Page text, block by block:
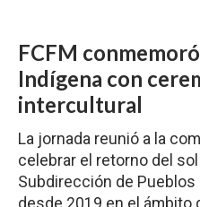
FCFM
Indígena con
intercultural
La jornada reunió a la
celebrar el retorno del
Subdirección de
desde 2019 en el ámbito